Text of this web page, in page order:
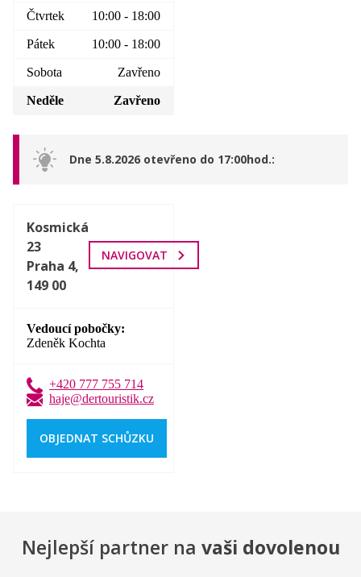
Čtvrtek 10:00 - 18:00
Pátek 10:00 - 18:00
Sobota Zavřeno
Neděle Zavřeno
Dne 5.8.2026 otevřeno do 17:00hod.
Kosmická
23
Praha 4,
149 00
NAVIGOVAT
Vedoucí pobočky
Zdeněk Kochta
+420 777 755 714
haje@dertouristik.cz
OBJEDNAT SCHŮZKU
Nejlepší partner na vaši dovolenou